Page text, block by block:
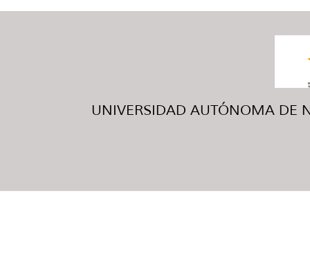
UNIVERSIDAD AUTÓNOMA DE